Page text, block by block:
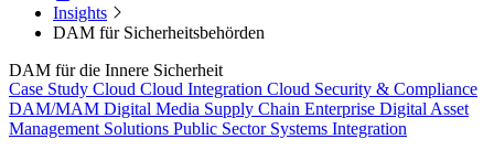
Insights
DAM für Sicherheitsbehörden
DAM für die Innere Sicherheit
Case Study Cloud Cloud Integration Cloud Security & Compliance
DAM/MAM Digital Media Supply Chain Enterprise Digital Asset
Management Solutions Public Sector Systems Integration